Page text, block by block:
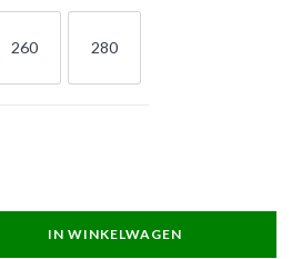
260 280
IN WINKELWAGEN